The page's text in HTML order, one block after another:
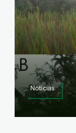
Noticias